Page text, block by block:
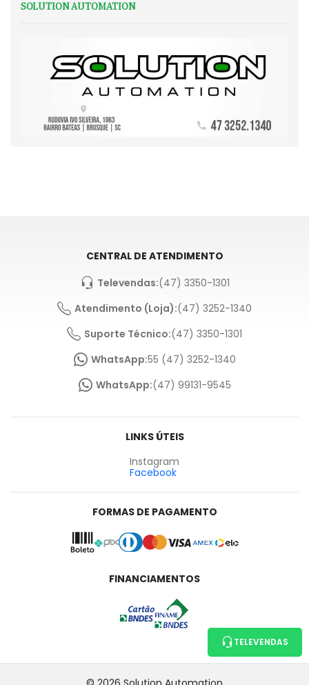
SOLUTION AUTOMATION
CENTRAL DE ATENDIMENTO
Televendas:(47) 3350-1301
Atendimento (Loja):(47) 3252-1340
Suporte Técnico:(47) 3350-1301
WhatsApp:55 (47) 3252-1340
WhatsApp:(47) 99131-9545
LINKS ÚTEIS
Instagram
Facebook
FORMAS DE PAGAMENTO
FINANCIAMENTOS
TELEVENDAS